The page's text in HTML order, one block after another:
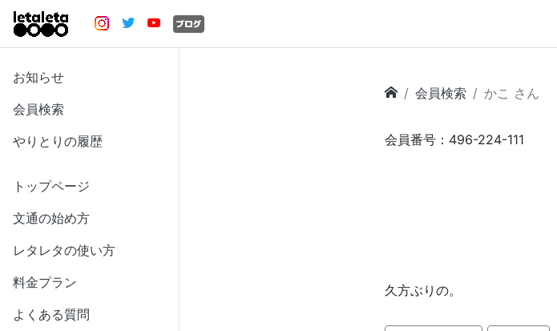
お知らせ
会員検索
やりとりの履歴
トップページ
文通の始め方
レタレタの使い方
料金プラン
よくある質問
会員検索 かこ さん
会員番号：496-224-111
久方ぶりの。